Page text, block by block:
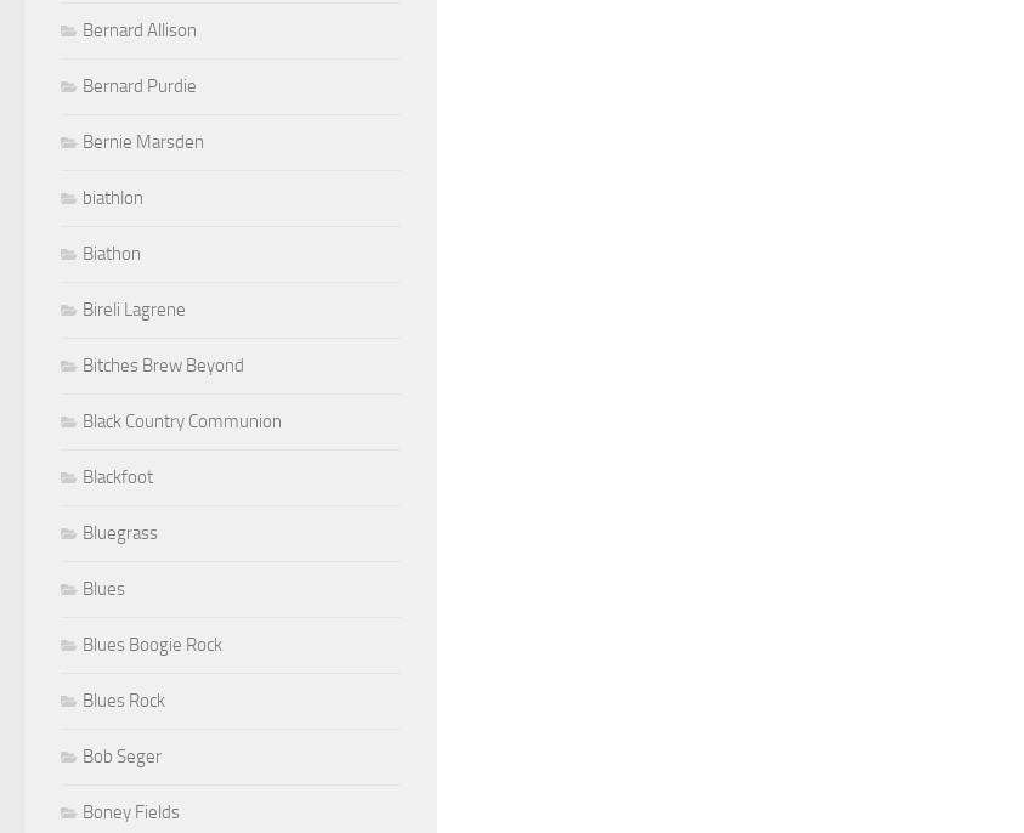
Bernard Allison
Bernard Purdie
Bernie Marsden
biathlon
Biathon
Bireli Lagrene
Bitches Brew Beyond
Black Country Communion
Blackfoot
Bluegrass
Blues
Blues Boogie Rock
Blues Rock
Bob Seger
Boney Fields